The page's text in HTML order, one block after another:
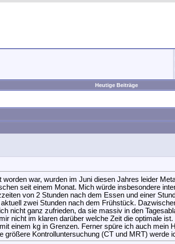
Heutige Beiträge
war, wurden im Juni diesen Jahres leider
seit einem Monat. Mich würde insbesondere
von 2 Stunden nach dem Essen und einer
zwei Stunden nach dem Frühstück.
nicht ganz zufrieden, da sie massiv in den
nicht im klaren darüber welche Zeit die optimale ist.
einem kg in Grenzen. Ferner spüre ich auch mein
Kontrolluntersuchung (CT und MRT) werde